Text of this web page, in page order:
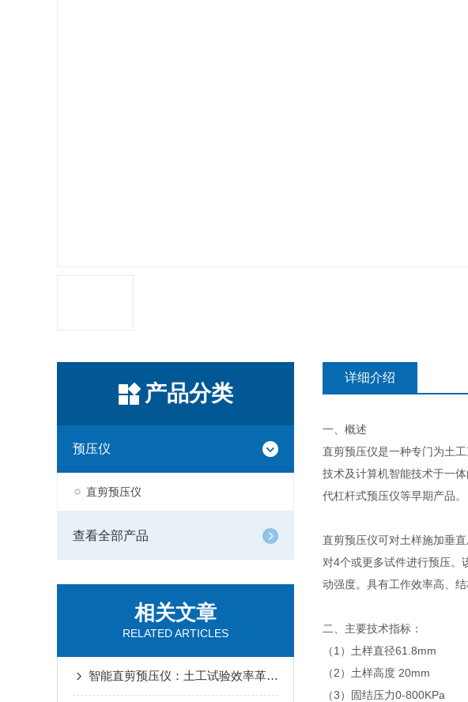
产品分类
预压仪
直剪预压仪
查看全部产品
相关文章
RELATED ARTICLES
智能直剪预压仪：土工试验效率革命的“加速引擎”
详细介绍
一、概述
直剪预压仪是一种专门为土
技术及计算机智能技术于一
代杠杆式预压仪等早期产品。
直剪预压仪可对土样施加垂
对4个或更多试件进行预压。
动强度。具有工作效率高、
二、主要技术指标：
（1）土样直径61.8mm
（2）土样高度 20mm
（3）固结压力0-800KPa